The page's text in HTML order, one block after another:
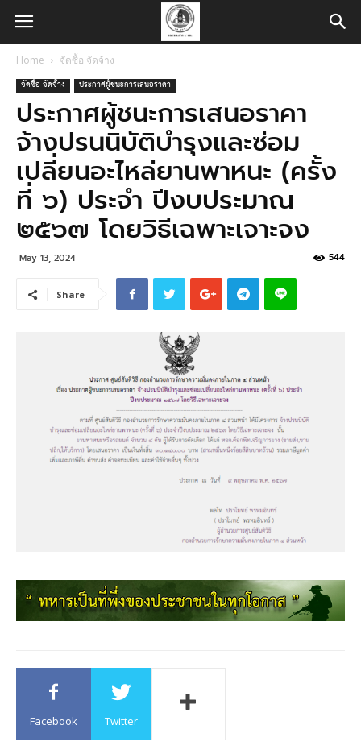
Home จัดซื้อ จัดจ้าง
จัดซื้อ จัดจ้าง ประกาศผู้ชนะการเสนอราคา
ประกาศผู้ชนะการเสนอราคา
จ้างปรนนิบัติบำรุงและซ่อม
เปลี่ยนอะไหล่ยานพาหนะ (ครั้ง
ที่ ๖) ประจำ ปีงบประมาณ
๒๕๖๗ โดยวิธีเฉพาะเจาะจง
May 13, 2024 544
Share
Facebook Twitter